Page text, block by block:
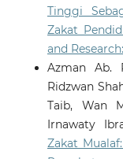
Tinggi
Zakat
and
Azman Ab.
Ridzwan
Taib, Wan
Irnawaty
Zakat